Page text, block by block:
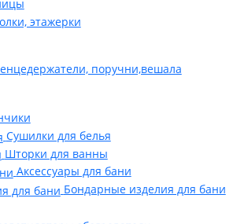
этажерки
поручни,вешала
Сушилки для белья
Шторки для ванны
Аксессуары для бани
Бондарные изделия для бани